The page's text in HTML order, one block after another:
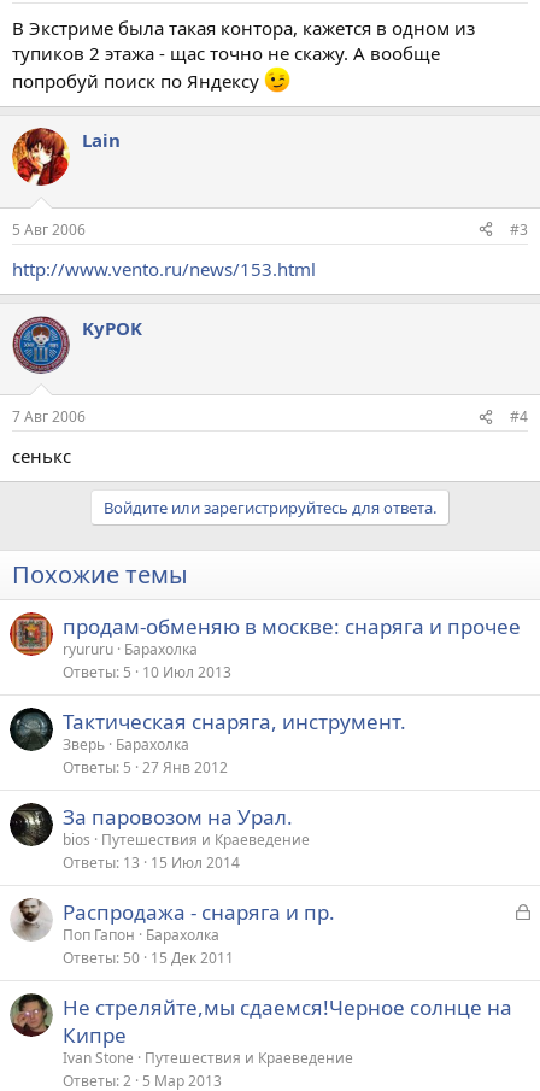
В Экстриме была такая контора, кажется в одном из
тупиков 2 этажа - щас точно не скажу. А вообще
попробуй поиск по Яндексу
Lain
5 Авг 2006 #3
http://www.vento.ru/news/153.html
KyPOK
7 Авг 2006 #4
сенькс
Войдите или зарегистрируйтесь для ответа.
Похожие темы
продам-обменяю в москве: снаряга и прочее
ryururu Барахолка
Ответы 5 10 Июл 2013
Тактическая снаряга, инструмент.
Зверь Барахолка
Ответы 5 27 Янв 2012
За паровозом на Урал.
bios
Путешествия и Краеведение
Ответы 13 15 Июл 2014
З
р
Распродажа - снаряга и пр.
Поп Гапон
Барахолка
Ответы 50 15 Дек 2011
Не стреляйте,мы сдаемся!Черное солнце на
Кипре
Ivan Stone
Путешествия и Краеведение
Ответы 2 5 Мар 2013